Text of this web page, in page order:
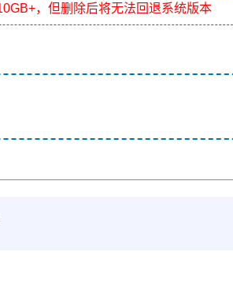
，但删除后将无法回退系统版本